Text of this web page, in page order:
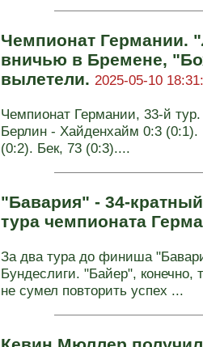
Чемпионат Германии.
вничью в Бремене,
вылетели. 2025-05-10
Чемпионат Германии, 33-й
Берлин - Хайденхайм 0:3
(0:2). Бек, 73 (0:3)....
"Бавария" - 34-
тура чемпионата
За два тура до финиша
Бундеслиги. "Байер", конечно,
не сумел повторить успех ...